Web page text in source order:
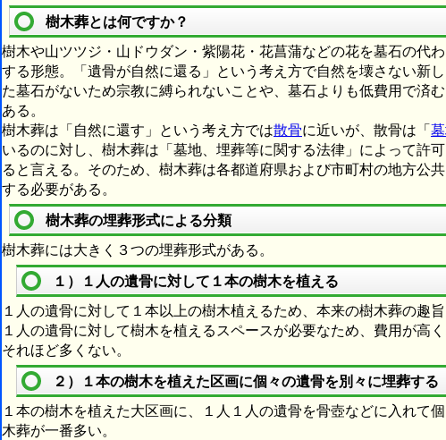
樹木葬とは何ですか？
樹木や山ツツジ・山ドウダン・紫陽花・花菖蒲などの花を墓石の代
する形態。「遺骨が自然に還る」という考え方で自然を壊さない新
た墓石がないため宗教に縛られないことや、墓石よりも低費用で済む
ある。
樹木葬は「自然に還す」という考え方では散骨に近いが、散骨は「
いるのに対し、樹木葬は「墓地、埋葬等に関する法律」によって許
ると言える。そのため、樹木葬は各都道府県および市町村の地方公
する必要がある。
樹木葬の埋葬形式による分類
樹木葬には大きく３つの埋葬形式がある。
１）１人の遺骨に対して１本の樹木を植える
１人の遺骨に対して１本以上の樹木植えるため、本来の樹木葬の趣
１人の遺骨に対して樹木を植えるスペースが必要なため、費用が高
それほど多くない。
２）１本の樹木を植えた区画に個々の遺骨を別々に埋葬する
１本の樹木を植えた大区画に、１人１人の遺骨を骨壺などに入れて
木葬が一番多い。